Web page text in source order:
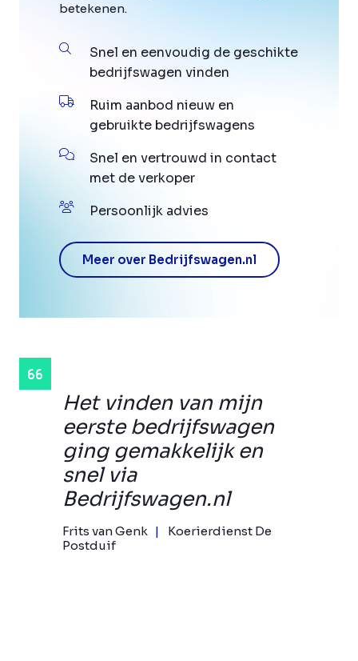
Het vinden van mijn
eerste bedrijfswagen
ging gemakkelijk en
snel via
Bedrijfswagen.nl
Frits van Genk
Koerierdienst De
Postduif
betekenen.
Snel en eenvoudig de geschikte
bedrijfswagen vinden
Ruim aanbod nieuw en
gebruikte bedrijfswagens
Snel en vertrouwd in contact
met de verkoper
Persoonlijk advies
Meer over Bedrijfswagen.nl